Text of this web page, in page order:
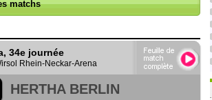
matchs
34e journée
Rhein-Neckar-Arena
HERTHA BERLIN